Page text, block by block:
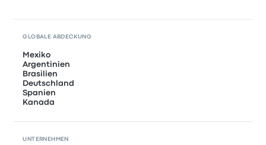
GLOBALE ABDECKUNG
Mexiko
Argentinien
Brasilien
Deutschland
Spanien
Kanada
UNTERNEHMEN